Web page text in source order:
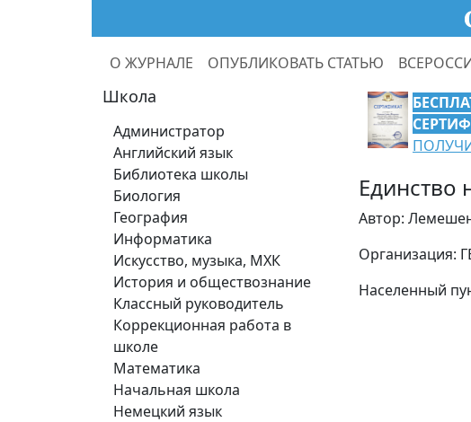
О ЖУРНАЛЕ ОПУБЛИКОВАТЬ СТАТЬЮ
Школа
Администратор
Английский язык
Библиотека школы
Биология
География
Информатика
Искусство, музыка, МХК
История и обществознание
Классный руководитель
Коррекционная работа в
школе
Математика
Начальная школа
Немецкий язык
Единство
Автор:
Организация:
Населенный